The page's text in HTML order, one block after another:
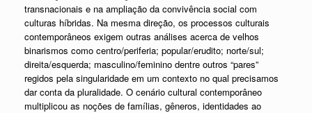
transnacionais e na ampliação da convivência social com
culturas híbridas. Na mesma direção, os processos culturais
contemporâneos exigem outras análises acerca de velhos
binarismos como centro/periferia; popular/erudito; norte/sul;
direita/esquerda; masculino/feminino dentre outros “pares”
regidos pela singularidade em um contexto no qual precisamos
dar conta da pluralidade. O cenário cultural contemporâneo
multiplicou as noções de famílias, gêneros, identidades ao